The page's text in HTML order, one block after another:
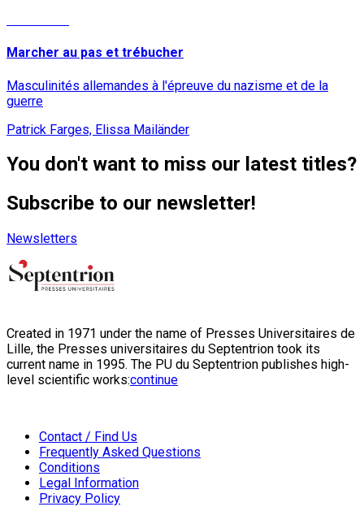
Marcher au pas et trébucher
Masculinités allemandes à l'épreuve du nazisme et de la
guerre
Patrick Farges, Elissa Mailänder
You don't want to miss our latest titles?
Subscribe to our newsletter!
Newsletters
Created in 1971 under the name of Presses Universitaires de
Lille, the Presses universitaires du Septentrion took its
current name in 1995. The PU du Septentrion publishes high-
level scientific works:continue
Contact / Find Us
Frequently Asked Questions
Conditions
Legal Information
Privacy Policy